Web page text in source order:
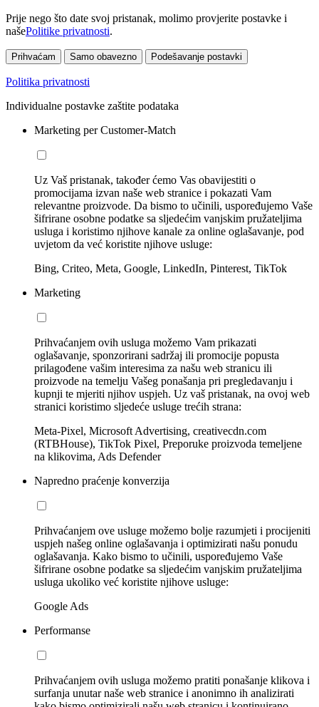
Prije nego što date svoj pristanak, molimo provjerite postavke i
našePolitike privatnosti.
Prihvaćam Samo obavezno Podešavanje postavki
Politika privatnosti
Individualne postavke zaštite podataka
Marketing per Customer-Match
Uz Vaš pristanak, također ćemo Vas obavijestiti o
promocijama izvan naše web stranice i pokazati Vam
relevantne proizvode. Da bismo to učinili, uspoređujemo Vaše
šifrirane osobne podatke sa sljedećim vanjskim pružateljima
usluga i koristimo njihove kanale za online oglašavanje, pod
uvjetom da već koristite njihove usluge:
Bing, Criteo, Meta, Google, LinkedIn, Pinterest, TikTok
Marketing
Prihvaćanjem ovih usluga možemo Vam prikazati
oglašavanje, sponzorirani sadržaj ili promocije popusta
prilagođene vašim interesima za našu web stranicu ili
proizvode na temelju Vašeg ponašanja pri pregledavanju i
kupnji te mjeriti njihov uspjeh. Uz vaš pristanak, na ovoj web
stranici koristimo sljedeće usluge trećih strana:
Meta-Pixel, Microsoft Advertising, creativecdn.com
(RTBHouse), TikTok Pixel, Preporuke proizvoda temeljene
na klikovima, Ads Defender
Napredno praćenje konverzija
Prihvaćanjem ove usluge možemo bolje razumjeti i procijeniti
uspjeh našeg online oglašavanja i optimizirati našu ponudu
oglašavanja. Kako bismo to učinili, uspoređujemo Vaše
šifrirane osobne podatke sa sljedećim vanjskim pružateljima
usluga ukoliko već koristite njihove usluge:
Google Ads
Performanse
Prihvaćanjem ovih usluga možemo pratiti ponašanje klikova i
surfanja unutar naše web stranice i anonimno ih analizirati